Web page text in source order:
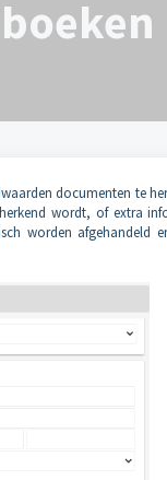
documenten te
wordt, of extra
worden afgehandeld